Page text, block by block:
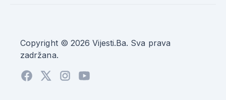
Copyright © 2026 Vijesti.Ba. Sva prava
zadržana.